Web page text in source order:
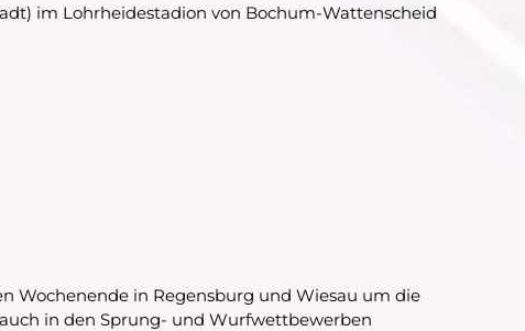
im Lohrheidestadion von Bochum-Wattenscheid
Wochenende in Regensburg und Wiesau um die
in den Sprung- und Wurfwettbewerben